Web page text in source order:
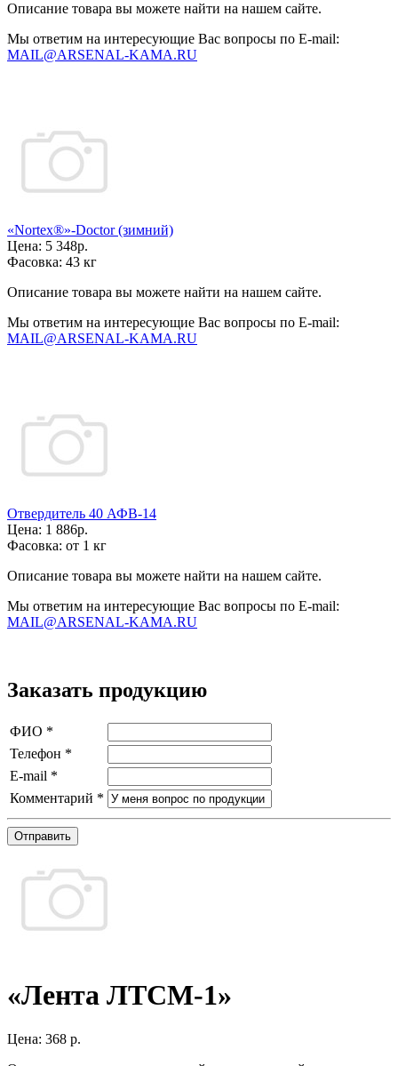
Описание товара вы можете найти на нашем сайте.
Мы ответим на интересующие Вас вопросы по E-mail:
MAIL@ARSENAL-KAMA.RU
«Nortex®»-Doctor (зимний)
Цена: 5 348р.
Фасовка: 43 кг
Описание товара вы можете найти на нашем сайте.
Мы ответим на интересующие Вас вопросы по E-mail:
MAIL@ARSENAL-KAMA.RU
Отвердитель 40 АФВ-14
Цена: 1 886р.
Фасовка: от 1 кг
Описание товара вы можете найти на нашем сайте.
Мы ответим на интересующие Вас вопросы по E-mail:
MAIL@ARSENAL-KAMA.RU
Заказать продукцию
ФИО *
Телефон *
E-mail *
Комментарий *
Отправить
«Лента ЛТСМ-1»
Цена: 368 р.